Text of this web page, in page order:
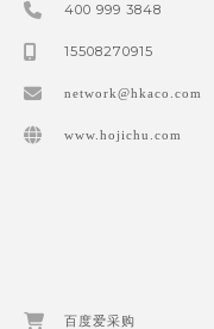
400 999 3848
15508270915
network@hkaco.com
www.hojichu.com
百度爱采购